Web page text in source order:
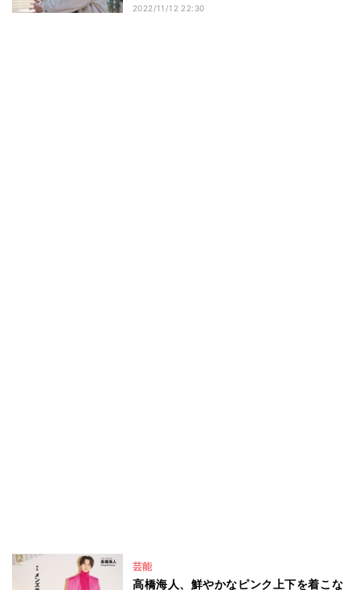
2022/11/12 22:30
芸能
高橋海人、鮮やかなピンク上下を着こな